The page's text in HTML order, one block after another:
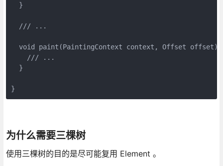
  }
  /// ...
void paint(PaintingContext context, Offset offset)
    /// ...
  }
}
为什么需要三棵树
使用三棵树的目的是尽可能复用 Element 。